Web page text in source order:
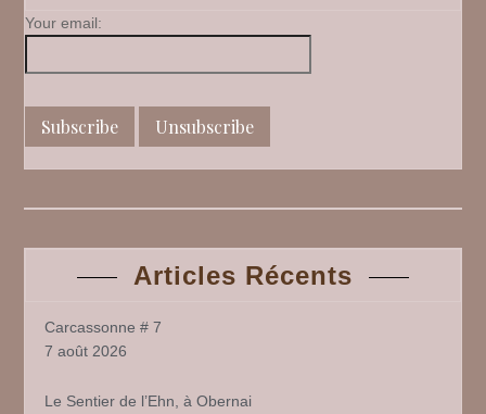
Your email:
Articles Récents
Carcassonne # 7
7 août 2026
Le Sentier de l’Ehn, à Obernai